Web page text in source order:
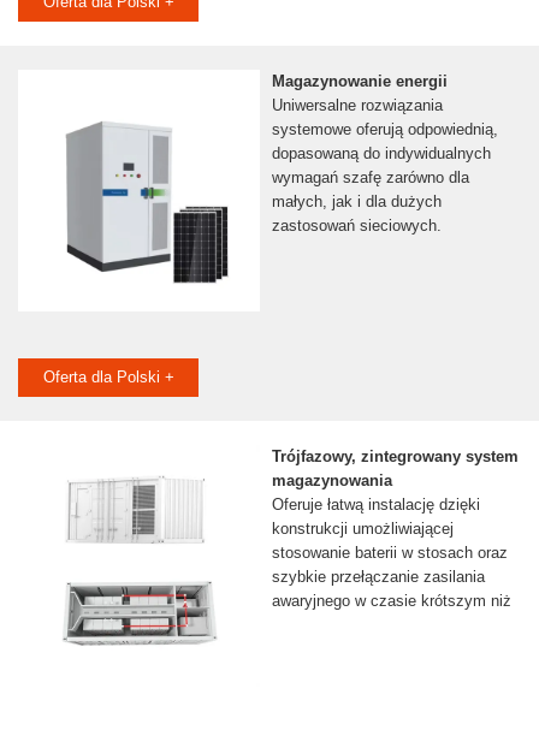
Magazynowanie energii
Uniwersalne rozwiązania
systemowe oferują odpowiednią,
dopasowaną do indywidualnych
wymagań szafę zarówno dla
małych, jak i dla dużych
zastosowań sieciowych.
Oferta dla Polski +
Trójfazowy, zintegrowany system
magazynowania
Oferuje łatwą instalację dzięki
konstrukcji umożliwiającej
stosowanie baterii w stosach oraz
szybkie przełączanie zasilania
awaryjnego w czasie krótszym niż